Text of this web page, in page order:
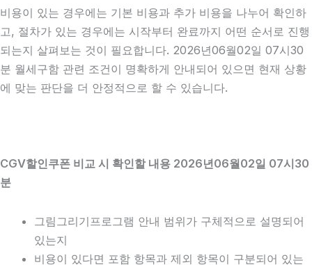
비용이 있는 경우에는 기본 비용과 추가 비용을 나누어 확인하
고, 절차가 있는 경우에는 시작부터 완료까지 어떤 순서로 진행
되는지 살펴보는 것이 필요합니다. 2026년06월02일 07시30
분 월세구함 관련 조건이 명확하게 안내되어 있으면 현재 상황
에 맞는 판단을 더 안정적으로 할 수 있습니다.
CGV할인쿠폰 비교 시 확인할 내용 2026년06월02일 07시30
분
그림그리기프로그램 안내 범위가 구체적으로 설명되어
있는지
비용이 있다면 포함 항목과 제외 항목이 구분되어 있는